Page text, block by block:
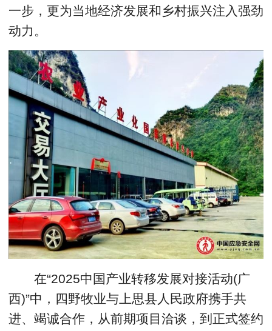
一步，更为当地经济发展和乡村振兴注入强劲
动力。
在“2025中国产业转移发展对接活动(广
西)”中，四野牧业与上思县人民政府携手共
进、竭诚合作，从前期项目洽谈，到正式签约